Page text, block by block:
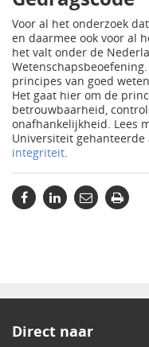
Voor al het onderzoek
en daarmee ook voor al
het valt onder de
principes van goed
Het gaat hier om de
betrouwbaarheid,
onafhankelijkheid. Lees
Universiteit gehanteerde
integriteit.
Direct naar